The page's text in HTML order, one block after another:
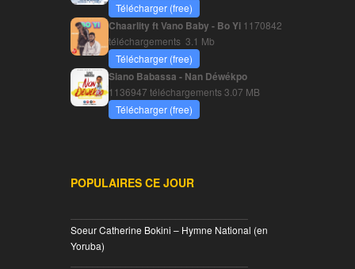
Télécharger (free)
Chaarlity ft Vano Baby - Bo Yi 1170842
téléchargements 3.1 Mb
Télécharger (free)
Siano Babassa - Nan Déwékpo
1136947 téléchargements3.07 MB
Télécharger (free)
POPULAIRES CE JOUR
Soeur Catherine Bokini – Hymne National (en
Yoruba)